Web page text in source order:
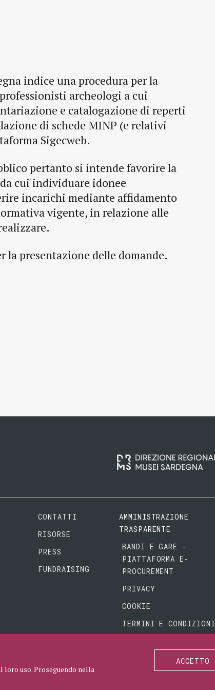
indice una procedura per la
archeologi a cui
e catalogazione di reperti
di schede MINP (e relativi
Sigecweb.
pertanto si intende favorire la
cui individuare idonee
incarichi mediante affidamento
vigente, in relazione alle
la presentazione delle domande.
CONTATTI
RISORSE
PRESS
FUNDRAISING
AMMINISTRAZIONE
TRASPARENTE
BANDI E GARE -
PIATTAFORMA E-
PROCUREMENT
PRIVACY
COOKIE
TERMINI E CONDIZIONI
loro uso. Proseguendo nella
ACCETTO